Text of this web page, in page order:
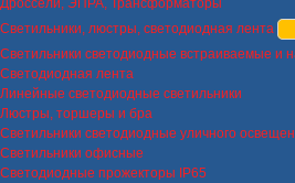
Дроссели, ЭПРА, Трансформаторы
Светильники, люстры, светодиодная лента
Светильники светодиодные встраиваемые и
Светодиодная лента
Линейные светодиодные светильники
Люстры, торшеры и бра
Светильники светодиодные уличного
Светильники офисные
Светодиодные прожекторы IP65